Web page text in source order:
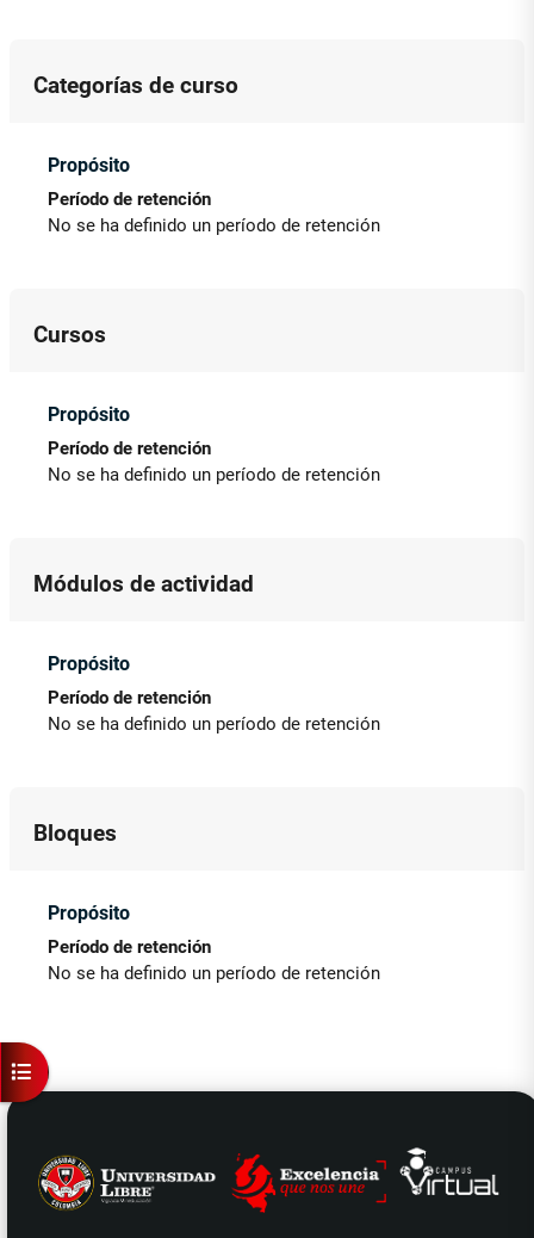
Panel lateral
Categorías de curso
Propósito
Período de retención
No se ha definido un período de retención
Cursos
Propósito
Período de retención
No se ha definido un período de retención
Módulos de actividad
Propósito
Período de retención
No se ha definido un período de retención
Bloques
Propósito
Período de retención
No se ha definido un período de retención